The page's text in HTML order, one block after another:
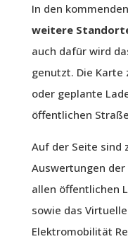
In den
weitere
auch dafür wird
genutzt. Die
oder geplante
öffentlichen
Auf der Seite sind
Auswertungen
allen öffentlichen
sowie das
Elektromobilität